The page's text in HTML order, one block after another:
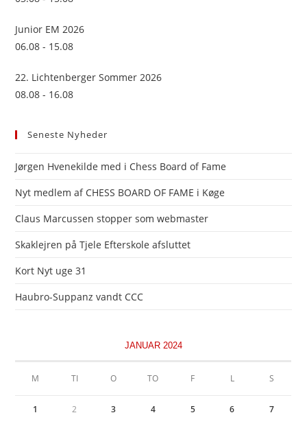
Junior EM 2026
06.08 - 15.08
22. Lichtenberger Sommer 2026
08.08 - 16.08
Seneste Nyheder
Jørgen Hvenekilde med i Chess Board of Fame
Nyt medlem af CHESS BOARD OF FAME i Køge
Claus Marcussen stopper som webmaster
Skaklejren på Tjele Efterskole afsluttet
Kort Nyt uge 31
Haubro-Suppanz vandt CCC
JANUAR 2024
M TI O TO F L S
1 2 3 4 5 6 7